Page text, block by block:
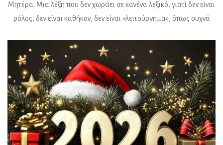
Μητέρα. Μια λέξη που δεν χωράει σε κανένα λεξικό, γιατί δεν είναι
ρόλος, δεν είναι καθήκον, δεν είναι «λειτούργημα», όπως συχνά
όλα, άνθρωπος. Είναι η γυναίκα που κουράζεται, που αμφιβάλλει,
που προβληματίζεται που φοβάται, που κάποιες νύχτες κλαίει
χωρίς να την βλέπει κανείς, που […]